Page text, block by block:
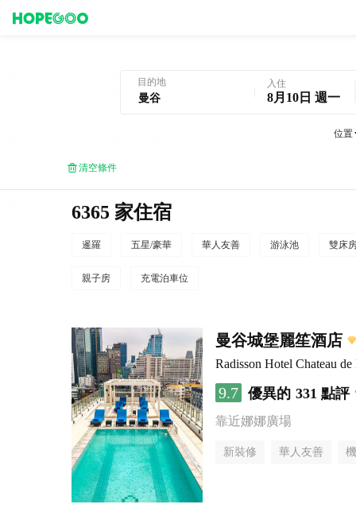
目的地 入住
8月10日 週一
位置
清空條件
6365 家住宿
暹羅 五星/豪華 華人友善 游泳池 雙床
親子房 充電泊車位
曼谷城堡麗笙酒店
Radisson Hotel Chateau
9.7 優異的 331 點評
靠近娜娜廣場
新裝修 華人友善